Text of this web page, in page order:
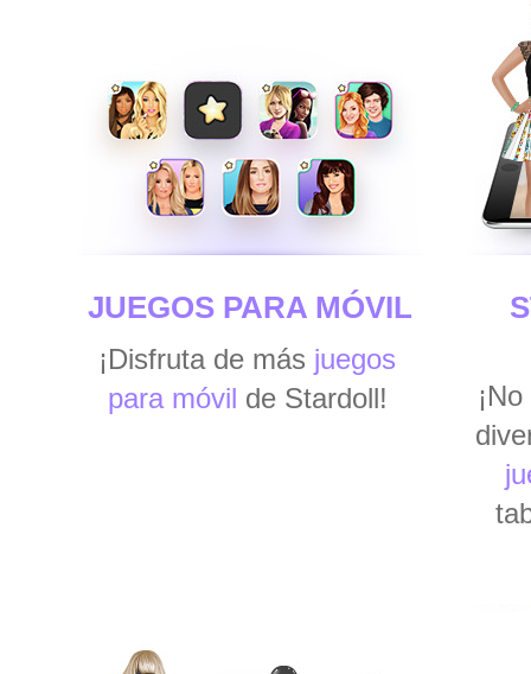
JUEGOS PARA MÓVIL
¡Disfruta de más juegos
para móvil de Stardoll!